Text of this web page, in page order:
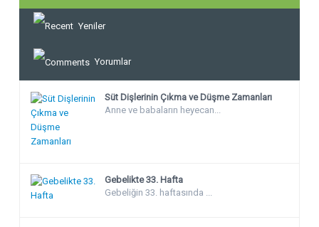
Yeniler
Yorumlar
Süt Dişlerinin Çıkma ve Düşme Zamanları
Anne ve babaların heyecan...
Gebelikte 33. Hafta
Gebeliğin 33. haftasında ...